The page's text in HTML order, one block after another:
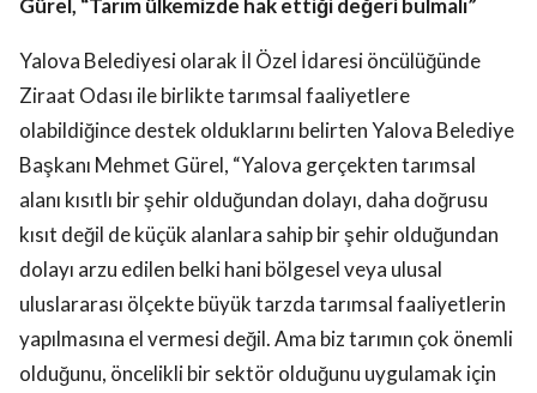
Gürel, “Tarım ülkemizde hak ettiği değeri bulmalı”
Yalova Belediyesi olarak İl Özel İdaresi öncülüğünde
Ziraat Odası ile birlikte tarımsal faaliyetlere
olabildiğince destek olduklarını belirten Yalova Belediye
Başkanı Mehmet Gürel, “Yalova gerçekten tarımsal
alanı kısıtlı bir şehir olduğundan dolayı, daha doğrusu
kısıt değil de küçük alanlara sahip bir şehir olduğundan
dolayı arzu edilen belki hani bölgesel veya ulusal
uluslararası ölçekte büyük tarzda tarımsal faaliyetlerin
yapılmasına el vermesi değil. Ama biz tarımın çok önemli
olduğunu, öncelikli bir sektör olduğunu uygulamak için